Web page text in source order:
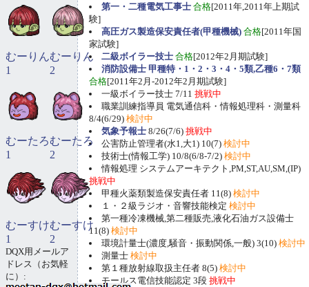
第一・二種電気工事士 合格[2011年,2011年上期試
験]
高圧ガス製造保安責任者(甲種機械) 合格[2011年国
家試験]
二級ボイラー技士 合格[2012年2月期試験]
消防設備士 甲種特・1・2・3・4・5類,乙種6・7類
合格[2011年2月-2012年2月期試験]
一級ボイラー技士 7/11 挑戦中
職業訓練指導員 電気通信科・情報処理科・測量科
8/4(6/29) 検討中
気象予報士 8/26(7/6) 挑戦中
公害防止管理者(水1,大1) 10(7) 検討中
技術士(情報工学) 10/8(6/8-7/2) 検討中
情報処理 システムアーキテクト,PM,ST,AU,SM,(IP)
挑戦中
甲種火薬類製造保安責任者 11(8) 検討中
１・２級ラジオ・音響技能検定 検討中
第一種冷凍機械,第二種販売,液化石油ガス設備士
11(8) 検討中
環境計量士(濃度,騒音・振動関係,一般) 3(10) 検討中
測量士 検討中
第１種放射線取扱主任者 8(5) 検討中
モールス電信技能認定 3段 挑戦中
むーりん
1
むーりん
2
むーたろ
1
むーたろ
2
むーすけ
1
むーすけ
2
DQX用メールア
ドレス（お気軽
に）: